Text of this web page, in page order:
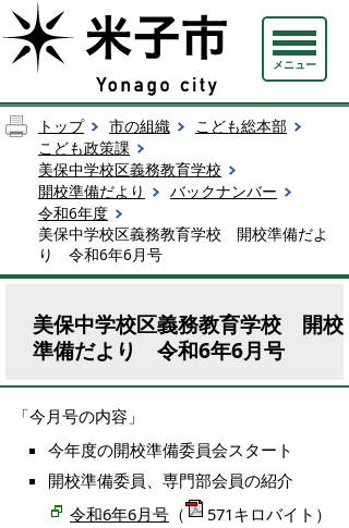
メニュー
トップ 市の組織
こども総本部
こども政策課
美保中学校区義務教育学校
開校準備だより
バックナンバー
令和6年度
美保中学校区義務教育学校 開校準備だよ
り 令和6年6月号
美保中学校区義務教育学校 開校
準備だより 令和6年6月号
「今月号の内容」
今年度の開校準備委員会スタート
開校準備委員、専門部会員の紹介
令和6年6月号 （ 571キロバイト）